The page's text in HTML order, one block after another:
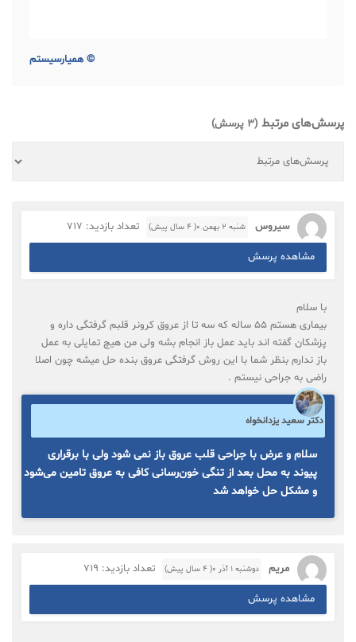
© همیارسیستم
پرسش‌های مرتبط (3 پرسش)
سیروس شنبه ۲ بهمن ۰( 4 سال پیش) تعداد بازدید: 717
مشاهده پرسش
با سلام
بیماری هستم ۵۵ ساله که سه تا از عروق کرونر قلبم گرفتگی داره و
پزشکان گفته اند باید عمل باز انجام بشه ولی من هیچ تمایلی به عمل
باز ندارم بنظر شما با این روش گرفتگی عروق بنده حل میشه چون اصلا
راضی به جراحی نیستم .
دکتر سعید یزدانخواه
سلام و عرض با جراحی قلب عروق باز نمی شود ولی با برقراری
پیوند به محل بعد از تنگی خون‌رسانی کافی به عروق تامین می‌شود
و مشکل حل خواهد شد
مریم دوشنبه ۱ آذر ۰( 4 سال پیش) تعداد بازدید: 719
مشاهده پرسش